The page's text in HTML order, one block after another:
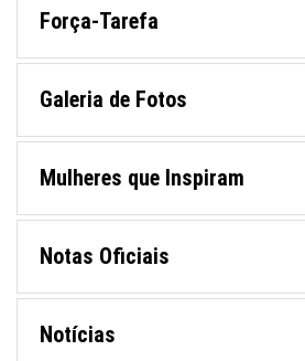
Força-Tarefa
Galeria de Fotos
Mulheres que Inspiram
Notas Oficiais
Notícias